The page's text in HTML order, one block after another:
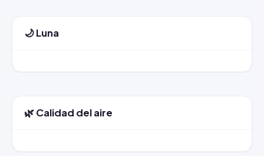
🌙 Luna
🌿 Calidad del aire